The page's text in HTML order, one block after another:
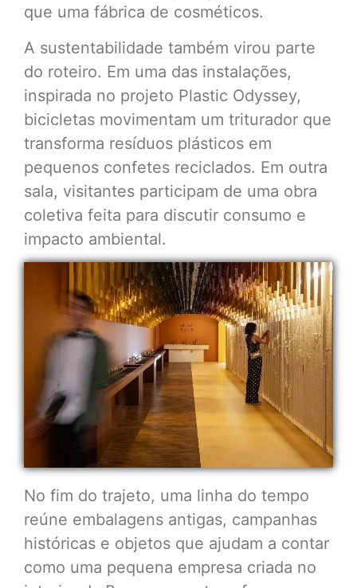
que uma fábrica de cosméticos.
A sustentabilidade também virou parte
do roteiro. Em uma das instalações,
inspirada no projeto Plastic Odyssey,
bicicletas movimentam um triturador que
transforma resíduos plásticos em
pequenos confetes reciclados. Em outra
sala, visitantes participam de uma obra
coletiva feita para discutir consumo e
impacto ambiental.
No fim do trajeto, uma linha do tempo
reúne embalagens antigas, campanhas
históricas e objetos que ajudam a contar
como uma pequena empresa criada no